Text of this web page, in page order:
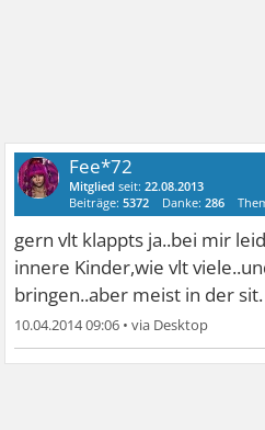
Fee*72
Mitglied seit:22.08.2013
Beiträge:5372 Danke:286
gern vlt klappts ja..bei mir
innere Kinder,wie vlt
bringen..aber meist in der
10.04.2014 09:06 •